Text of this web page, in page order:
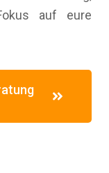
auf eure